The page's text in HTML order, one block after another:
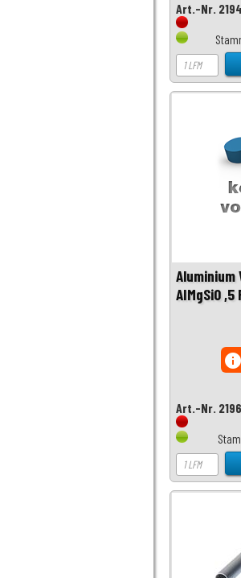
Art.-Nr.
AIMgSi0 ,5
Art.-Nr.